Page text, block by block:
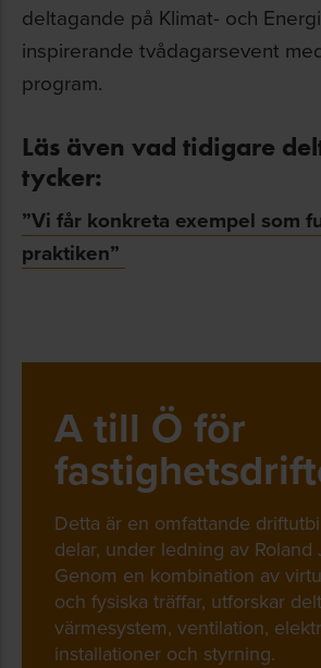
deltagande på Klimat- och
inspirerande tvådagarsevent
program.
Läs även vad tidigare
tycker:
”Vi får konkreta exempel som
praktiken”
A till Ö för
Detta är en omfattande
delar, under ledning av Roland
Genom en kombination av
och fysiska träffar, utforskar
värmesystem, ventilation,
installationer och styrning.